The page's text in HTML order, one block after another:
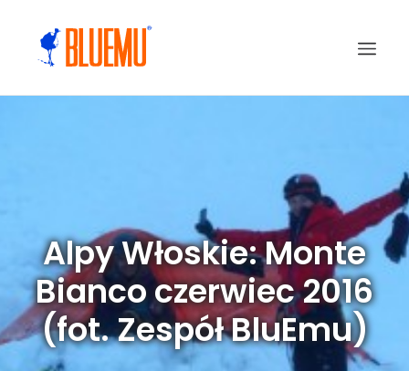
Alpy Włoskie: Monte
Bianco czerwiec 2016
(fot. Zespół BluEmu)